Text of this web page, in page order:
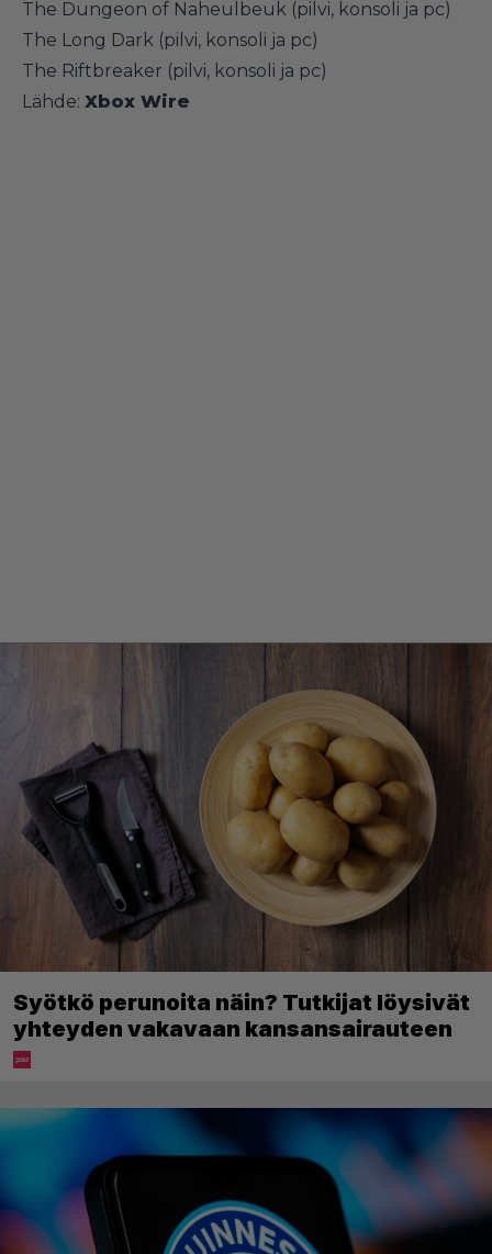
The Dungeon of Naheulbeuk (pilvi, konsoli ja pc)
The Long Dark (pilvi, konsoli ja pc)
The Riftbreaker (pilvi, konsoli ja pc)
Lähde: Xbox Wire
Syötkö perunoita näin? Tutkijat löysivät
yhteyden vakavaan kansansairauteen